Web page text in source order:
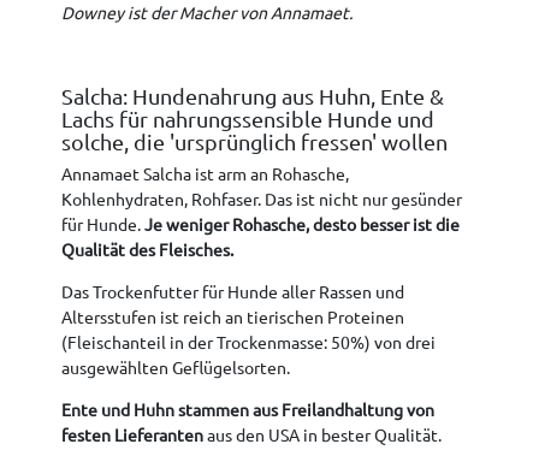
Downey ist der Macher von Annamaet.
Salcha: Hundenahrung aus Huhn, Ente &
Lachs für nahrungssensible Hunde und
solche, die 'ursprünglich fressen' wollen
Annamaet Salcha ist arm an Rohasche,
Kohlenhydraten, Rohfaser. Das ist nicht nur gesünder
für Hunde.Je weniger Rohasche, desto besser ist die
Qualität des Fleisches.
Das Trockenfutter für Hunde aller Rassen und
Altersstufen ist reich an tierischen Proteinen
(Fleischanteil in der Trockenmasse: 50%) von drei
ausgewählten Geflügelsorten.
Ente und Huhn stammen aus Freilandhaltung von
festen Lieferantenaus den USA in bester Qualität.